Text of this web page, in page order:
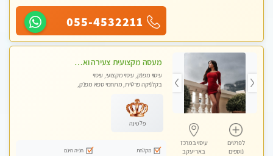
055-4532211
לפרטים
נוספים
עיסוי במרכז
באר יעקב
מעסה מקצועית צעירה ואיכותית פרטי!!!בראשון- לציון
עיסוי מפנק, עיסוי מקצועי, עיסוי
בקלניקה פרטית, מתחמי ספא מפנק,
פלטינה
מקלחת
חניה חינם